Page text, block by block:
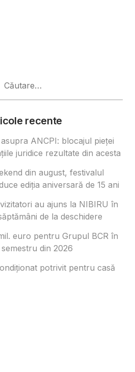
recente
ANCPI: blocajul pieței
juridice rezultate din acesta
din august, festivalul
ediția aniversară de 15 ani
au ajuns la NIBIRU în
de la deschidere
euro pentru Grupul BCR în
din 2026
potrivit pentru casă